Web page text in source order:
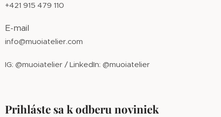
+421 915 479 110
E-mail
info@muoiatelier.com
IG: @muoiatelier / LinkedIn: @muoiatelier
Prihláste sa k odberu noviniek